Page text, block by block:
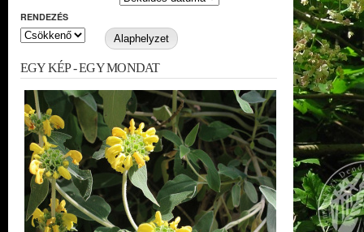
RENDEZÉS
EGY KÉP - EGY MONDAT